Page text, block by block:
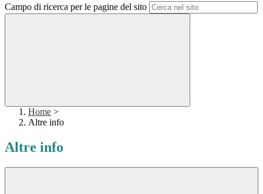
Campo di ricerca per le pagine del sito
Home >
Altre info
Altre info